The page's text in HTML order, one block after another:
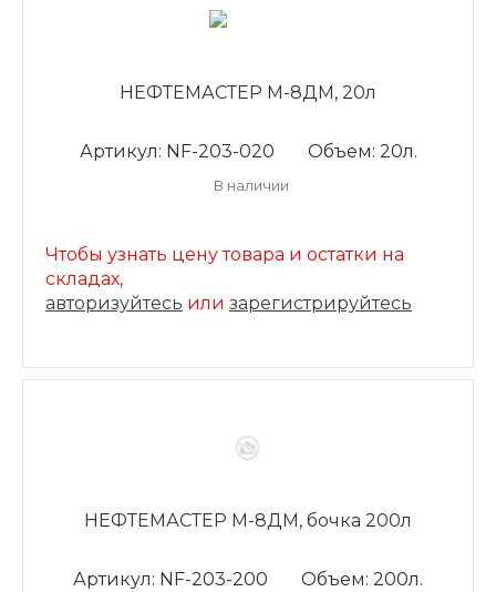
НЕФТЕМАСТЕР М-8ДМ, 20л
Артикул: NF-203-020 Объем: 20л.
В наличии
Чтобы узнать цену товара и остатки на
складах,
авторизуйтесь или зарегистрируйтесь
НЕФТЕМАСТЕР М-8ДМ, бочка 200л
Артикул: NF-203-200 Объем: 200л.